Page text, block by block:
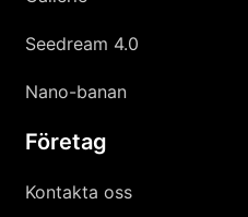
Seedream 4.0
Nano-banan
Företag
Kontakta oss